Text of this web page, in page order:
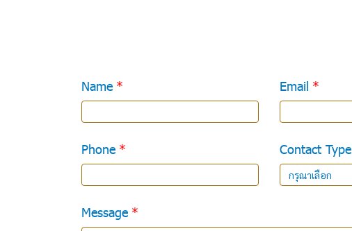
Name Email
Phone Contact Type
กรุณาเลือก
Message